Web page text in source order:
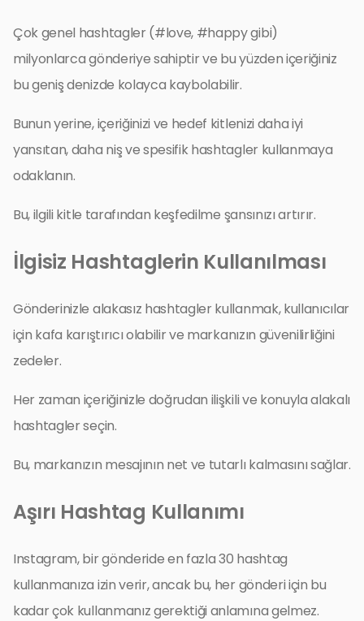
Çok genel hashtagler (#love, #happy gibi)
milyonlarca gönderiye sahiptir ve bu yüzden içeriğiniz
bu geniş denizde kolayca kaybolabilir.
Bunun yerine, içeriğinizi ve hedef kitlenizi daha iyi
yansıtan, daha niş ve spesifik hashtagler kullanmaya
odaklanın.
Bu, ilgili kitle tarafından keşfedilme şansınızı artırır.
İlgisiz Hashtaglerin Kullanılması
Gönderinizle alakasız hashtagler kullanmak, kullanıcılar
için kafa karıştırıcı olabilir ve markanızın güvenilirliğini
zedeler.
Her zaman içeriğinizle doğrudan ilişkili ve konuyla alakalı
hashtagler seçin.
Bu, markanızın mesajının net ve tutarlı kalmasını sağlar.
Aşırı Hashtag Kullanımı
Instagram, bir gönderide en fazla 30 hashtag
kullanmanıza izin verir, ancak bu, her gönderi için bu
kadar çok kullanmanız gerektiği anlamına gelmez.